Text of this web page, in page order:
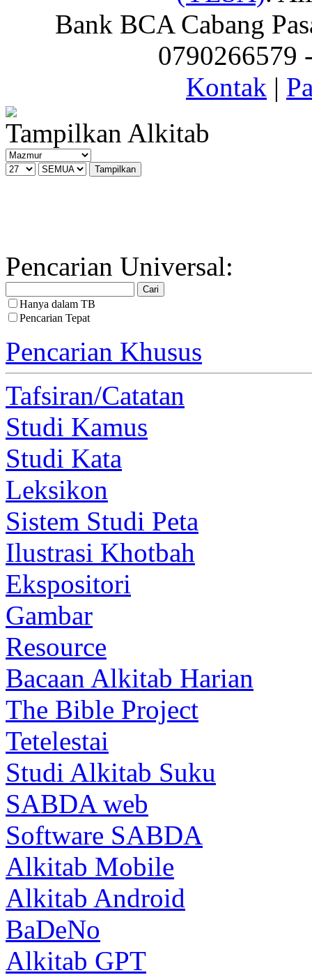
Bank BCA Cabang
0790266579
Kontak |
Tampilkan Alkitab
Pencarian Universal:
Hanya dalam TB
Pencarian Tepat
Pencarian Khusus
Tafsiran/Catatan
Studi Kamus
Studi Kata
Leksikon
Sistem Studi Peta
Ilustrasi Khotbah
Ekspositori
Gambar
Resource
Bacaan Alkitab Harian
The Bible Project
Tetelestai
Studi Alkitab Suku
SABDA web
Software SABDA
Alkitab Mobile
Alkitab Android
BaDeNo
Alkitab GPT